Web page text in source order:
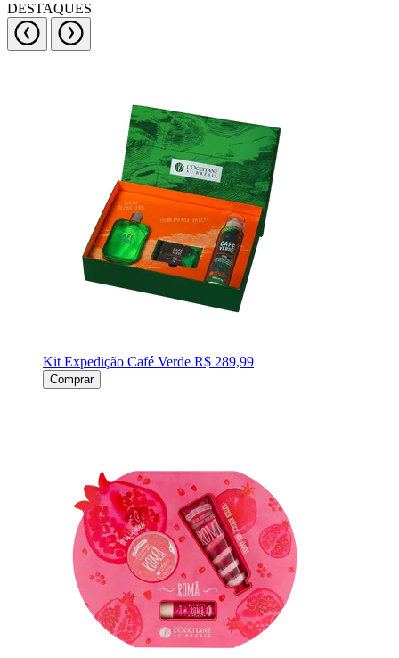
DESTAQUES
Kit Expedição Café Verde R$ 289,99
Comprar